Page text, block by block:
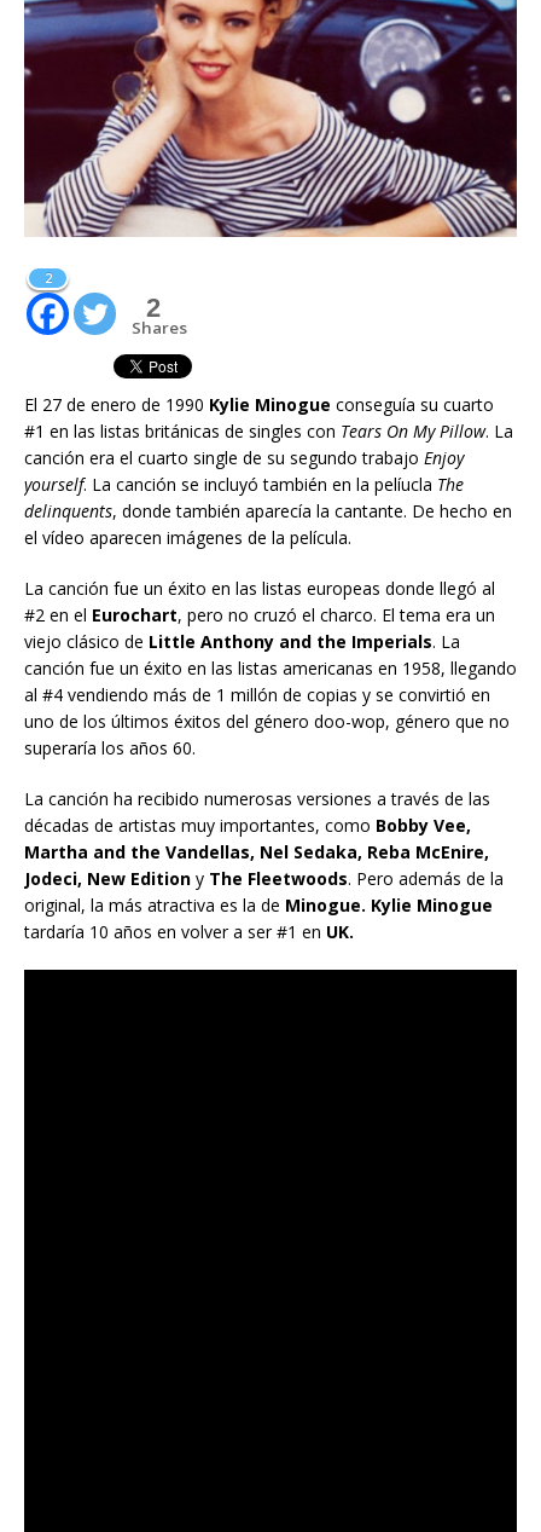
2
2
Shares
El 27 de enero de 1990 Kylie Minogue conseguía su cuarto
#1 en las listas británicas de singles con Tears On My Pillow. La
canción era el cuarto single de su segundo trabajo Enjoy
yourself. La canción se incluyó también en la pelíucla The
delinquents, donde también aparecía la cantante. De hecho en
el vídeo aparecen imágenes de la película.
La canción fue un éxito en las listas europeas donde llegó al
#2 en el Eurochart, pero no cruzó el charco. El tema era un
viejo clásico de Little Anthony and the Imperials. La
canción fue un éxito en las listas americanas en 1958, llegando
al #4 vendiendo más de 1 millón de copias y se convirtió en
uno de los últimos éxitos del género doo-wop, género que no
superaría los años 60.
La canción ha recibido numerosas versiones a través de las
décadas de artistas muy importantes, como Bobby Vee,
Martha and the Vandellas, Nel Sedaka, Reba McEnire,
Jodeci, New Edition y The Fleetwoods. Pero además de la
original, la más atractiva es la de Minogue. Kylie Minogue
tardaría 10 años en volver a ser #1 en UK.